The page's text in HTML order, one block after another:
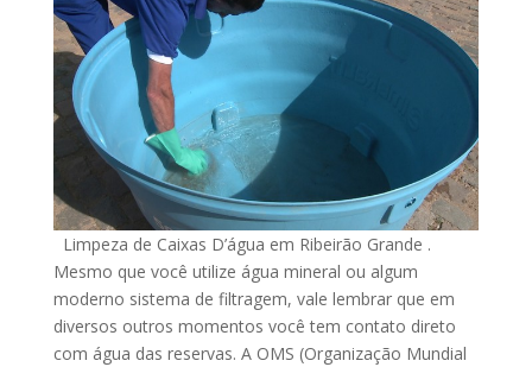
Limpeza de Caixas D’água em Ribeirão Grande .
Mesmo que você utilize água mineral ou algum
moderno sistema de filtragem, vale lembrar que em
diversos outros momentos você tem contato direto
com água das reservas. A OMS (Organização Mundial